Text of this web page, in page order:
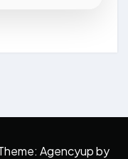
Agencyup by